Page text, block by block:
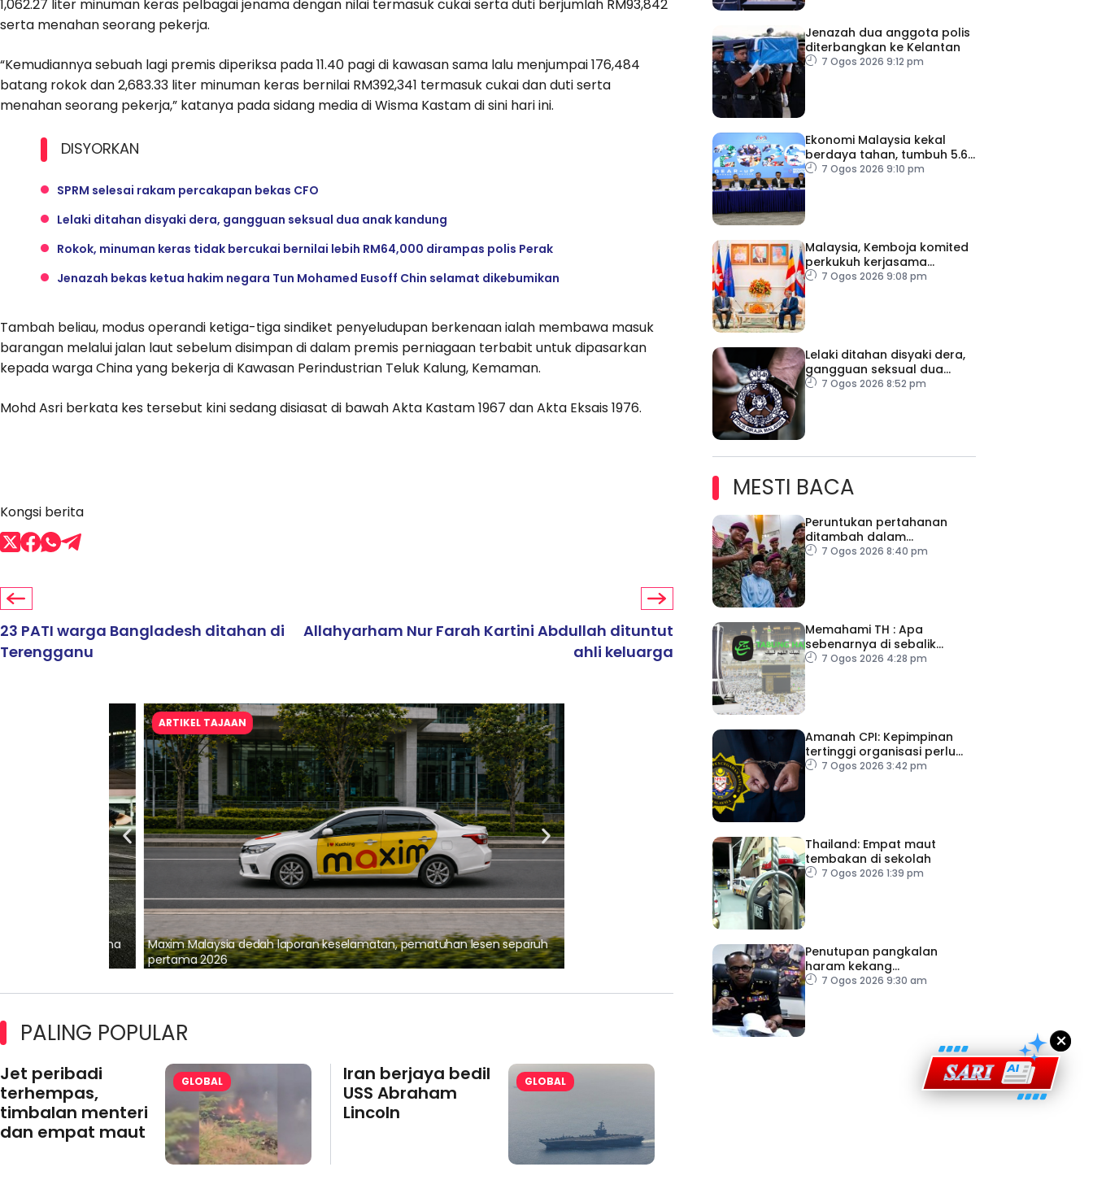
1,062.27 liter minuman keras pelbagai jenama dengan nilai termasuk cukai serta duti berjumlah RM93,842
serta menahan seorang pekerja.
“Kemudiannya sebuah lagi premis diperiksa pada 11.40 pagi di kawasan sama lalu menjumpai 176,484
batang rokok dan 2,683.33 liter minuman keras bernilai RM392,341 termasuk cukai dan duti serta
menahan seorang pekerja,” katanya pada sidang media di Wisma Kastam di sini hari ini.
DISYORKAN
SPRM selesai rakam percakapan bekas CFO
Lelaki ditahan disyaki dera, gangguan seksual dua anak kandung
Rokok, minuman keras tidak bercukai bernilai lebih RM64,000 dirampas polis Perak
Jenazah bekas ketua hakim negara Tun Mohamed Eusoff Chin selamat dikebumikan
Tambah beliau, modus operandi ketiga-tiga sindiket penyeludupan berkenaan ialah membawa masuk
barangan melalui jalan laut sebelum disimpan di dalam premis perniagaan terbabit untuk dipasarkan
kepada warga China yang bekerja di Kawasan Perindustrian Teluk Kalung, Kemaman.
Mohd Asri berkata kes tersebut kini sedang disiasat di bawah Akta Kastam 1967 dan Akta Eksais 1976.
Kongsi berita
23 PATI warga Bangladesh ditahan di
Terengganu
Allahyarham Nur Farah Kartini Abdullah dituntut
ahli keluarga
ARTIKEL TAJAAN
Maxim Malaysia dedah laporan keselamatan, pematuhan lesen separuh
pertama 2026
Ajinomoto (Malaysia) Berhad Perkasa SCORE Marathon 2026 Melalui Kerjasama
aminoVITAL® Bersama Pempengaruh Larian Antarabangsa
PALING POPULAR
Jet peribadi
terhempas,
timbalan menteri
dan empat maut
GLOBAL
Iran berjaya bedil
USS Abraham
Lincoln
GLOBAL
Jenazah dua anggota polis
diterbangkan ke Kelantan
7 Ogos 2026 9:12 pm
Ekonomi Malaysia kekal
berdaya tahan, tumbuh 5.6
peratus
7 Ogos 2026 9:10 pm
Malaysia, Kemboja komited
perkukuh kerjasama
pertahanan
7 Ogos 2026 9:08 pm
Lelaki ditahan disyaki dera,
gangguan seksual dua
anak kandung
7 Ogos 2026 8:52 pm
MESTI BACA
Peruntukan pertahanan
ditambah dalam
Belanjawan 2027
7 Ogos 2026 8:40 pm
Memahami TH : Apa
sebenarnya di sebalik
angka
7 Ogos 2026 4:28 pm
Amanah CPI: Kepimpinan
tertinggi organisasi perlu
pacu reformasi radikal
7 Ogos 2026 3:42 pm
Thailand: Empat maut
tembakan di sekolah
7 Ogos 2026 1:39 pm
Penutupan pangkalan
haram kekang
penyeludupan di Kelantan
7 Ogos 2026 9:30 am
×